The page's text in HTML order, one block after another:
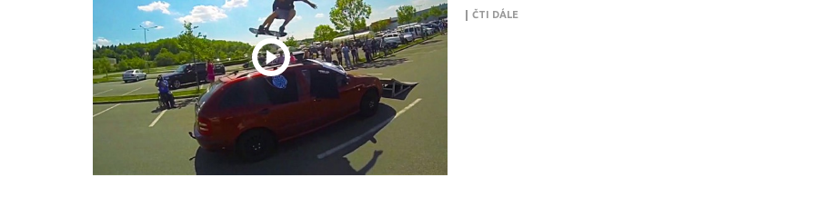
ČTI DÁLE